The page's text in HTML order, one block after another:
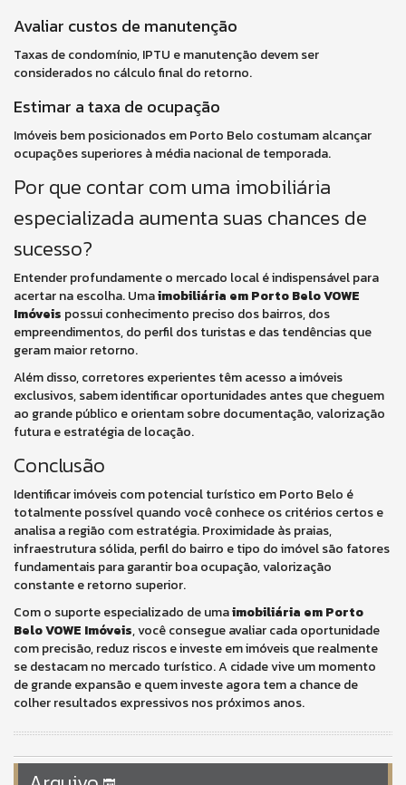
Avaliar custos de manutenção
Taxas de condomínio, IPTU e manutenção devem ser
considerados no cálculo final do retorno.
Estimar a taxa de ocupação
Imóveis bem posicionados em Porto Belo costumam alcançar
ocupações superiores à média nacional de temporada.
Por que contar com uma imobiliária
especializada aumenta suas chances de
sucesso?
Entender profundamente o mercado local é indispensável para
acertar na escolha. Umaimobiliária em Porto Belo VOWE
Imóveis possui conhecimento preciso dos bairros, dos
empreendimentos, do perfil dos turistas e das tendências que
geram maior retorno.
Além disso, corretores experientes têm acesso a imóveis
exclusivos, sabem identificar oportunidades antes que cheguem
ao grande público e orientam sobre documentação, valorização
futura e estratégia de locação.
Conclusão
Identificar imóveis com potencial turístico em Porto Belo é
totalmente possível quando você conhece os critérios certos e
analisa a região com estratégia. Proximidade às praias,
infraestrutura sólida, perfil do bairro e tipo do imóvel são fatores
fundamentais para garantir boa ocupação, valorização
constante e retorno superior.
Com o suporte especializado de umaimobiliária em Porto
Belo VOWE Imóveis, você consegue avaliar cada oportunidade
com precisão, reduz riscos e investe em imóveis que realmente
se destacam no mercado turístico. A cidade vive um momento
de grande expansão e quem investe agora tem a chance de
colher resultados expressivos nos próximos anos.